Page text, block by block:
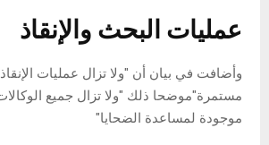
عمليات البحث والإنقاذ
وأضافت في بيان أن "ولا تزال عمليات
مستمرة"موضحا ذلك "ولا تزال جميع
موجودة لمساعدة الضحايا"